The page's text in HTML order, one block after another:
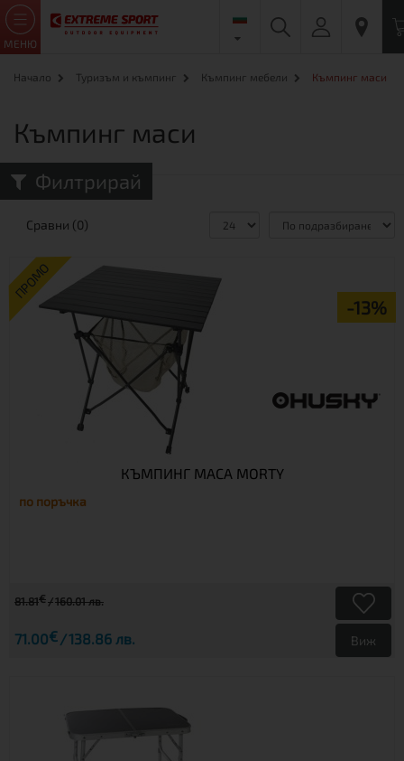
МЕНЮ
Начало Туризъм и къмпинг Къмпинг мебели Къмпинг маси
Филтрирай
Къмпинг маси
Сравни (0)
ПРОМО
-13%
КЪМПИНГ МАСА MORTY
по поръчка
81.81€ 160.01 лв.
71.00€ 138.86 лв. Виж